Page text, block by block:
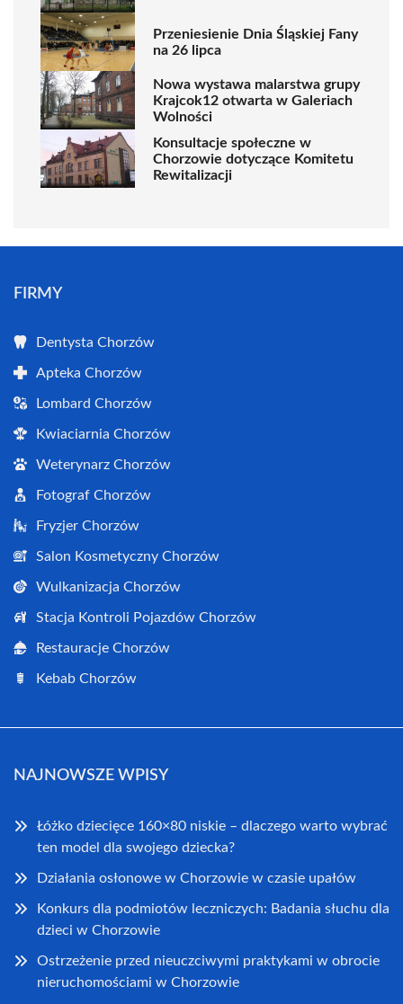
Przeniesienie Dnia Śląskiej Fany
na 26 lipca
Nowa wystawa malarstwa grupy
Krajcok12 otwarta w Galeriach
Wolności
Konsultacje społeczne w
Chorzowie dotyczące Komitetu
Rewitalizacji
FIRMY
Dentysta Chorzów
Apteka Chorzów
Lombard Chorzów
Kwiaciarnia Chorzów
Weterynarz Chorzów
Fotograf Chorzów
Fryzjer Chorzów
Salon Kosmetyczny Chorzów
Wulkanizacja Chorzów
Stacja Kontroli Pojazdów Chorzów
Restauracje Chorzów
Kebab Chorzów
NAJNOWSZE WPISY
Łóżko dziecięce 160×80 niskie – dlaczego warto wybrać
ten model dla swojego dziecka?
Działania osłonowe w Chorzowie w czasie upałów
Konkurs dla podmiotów leczniczych: Badania słuchu dla
dzieci w Chorzowie
Ostrzeżenie przed nieuczciwymi praktykami w obrocie
nieruchomościami w Chorzowie